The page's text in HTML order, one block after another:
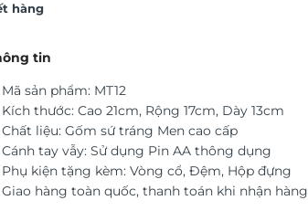
hàng
tin
sản phẩm: MT12
thước: Cao 21cm, Rộng 17cm, Dày 13cm
liệu: Gốm sứ tráng Men cao cấp
tay vẫy: Sử dụng Pin AA thông dụng
kiện tặng kèm: Vòng cổ, Đệm, Hộp đựng
hàng toàn quốc, thanh toán khi nhận hàng